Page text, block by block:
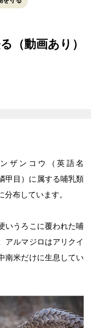
（動画あり）
ザンコウ（英語名
甲目）に属する哺乳類
布しています。
いうろこに覆われた哺
アルマジロはアリクイ
南米だけに生息してい